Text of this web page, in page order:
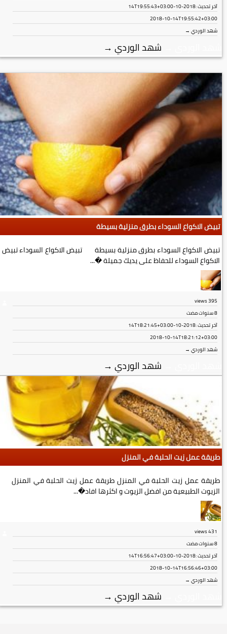
آخر تحديث :2018-10-14T19:55:43+03:00
2018-10-14T19:55:42+03:00
شهد الوردي →
شهد الوردي →
تبيض الاكواع السوداء بطرق منزلية بسيطة
تبيض الاكواع السوداء بطرق منزلية بسيطة تبيض الاكواع السوداء تبيض
الاكواع السوداء للحفاظ على يديك جميلة �...
395
views
8 سنوات مضت
آخر تحديث :2018-10-14T18:21:45+03:00
2018-10-14T18:21:12+03:00
شهد الوردي →
شهد الوردي →
طريقة عمل زيت الحلبة في المنزل
طريقة عمل زيت الحلبة في المنزل طريقة عمل زيت الحلبة في المنزل
الزيوت الطبيعية من افضل الزيوت و اكثرها افاد�...
431
views
8 سنوات مضت
آخر تحديث :2018-10-14T16:56:47+03:00
2018-10-14T16:56:46+03:00
شهد الوردي →
شهد الوردي →